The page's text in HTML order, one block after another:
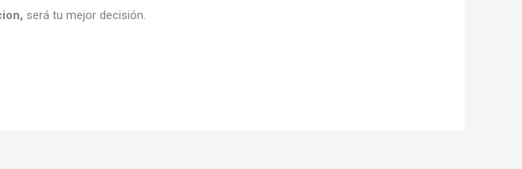
, será tu mejor decisión.